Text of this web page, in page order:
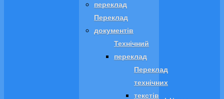
переклад
Переклад
документів
Технічний
переклад
Переклад
технічних
текстів